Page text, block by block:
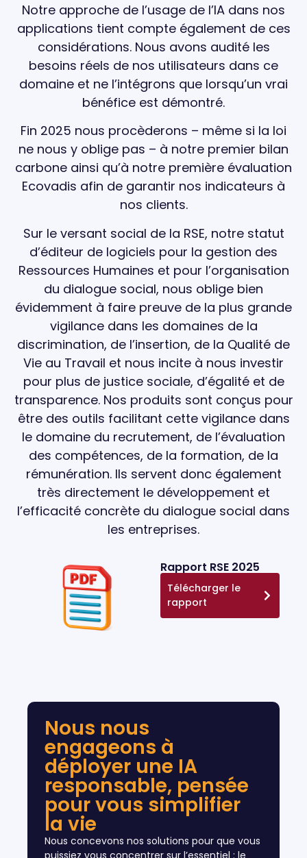
Notre approche de l’usage de l’IA dans nos
applications tient compte également de ces
considérations. Nous avons audité les
besoins réels de nos utilisateurs dans ce
domaine et ne l’intégrons que lorsqu’un vrai
bénéfice est démontré.
Fin 2025 nous procèderons – même si la loi
ne nous y oblige pas – à notre premier bilan
carbone ainsi qu’à notre première évaluation
Ecovadis afin de garantir nos indicateurs à
nos clients.
Sur le versant social de la RSE, notre statut
d’éditeur de logiciels pour la gestion des
Ressources Humaines et pour l’organisation
du dialogue social, nous oblige bien
évidemment à faire preuve de la plus grande
vigilance dans les domaines de la
discrimination, de l’insertion, de la Qualité de
Vie au Travail et nous incite à nous investir
pour plus de justice sociale, d’égalité et de
transparence. Nos produits sont conçus pour
être des outils facilitant cette vigilance dans
le domaine du recrutement, de l’évaluation
des compétences, de la formation, de la
rémunération. Ils servent donc également
très directement le développement et
l’efficacité concrète du dialogue social dans
les entreprises.
Rapport RSE 2025
Télécharger le
rapport
Nous nous
engageons à
déployer une IA
responsable, pensée
pour vous simplifier
la vie
Nous concevons nos solutions pour que vous